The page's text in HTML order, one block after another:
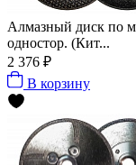
Алмазный диск по
одностор. (Кит...
2 376 ₽
В корзину